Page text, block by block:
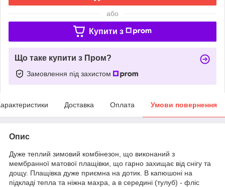
або
Купити з
Що таке купити з Пром?
Замовлення під захистом
Доставка Оплата Умови повернення
Опис
Дуже теплий зимовий комбінезон, що виконаний з
мембранної матової плащівки, що гарно захищає від снігу та
дощу. Плащівка дуже приємна на дотик. В капюшоні на
підкладі тепла та ніжна махра, а в середині (тулуб) - фліс